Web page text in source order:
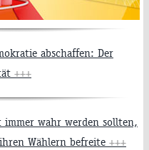
abschaffen: Der
+++
immer wahr werden sollten,
Wählern befreite +++